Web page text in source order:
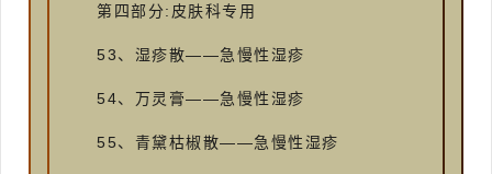
第四部分:皮肤科专用
53、湿疹散——急慢性湿疹
54、万灵膏——急慢性湿疹
55、青黛枯椒散——急慢性湿疹